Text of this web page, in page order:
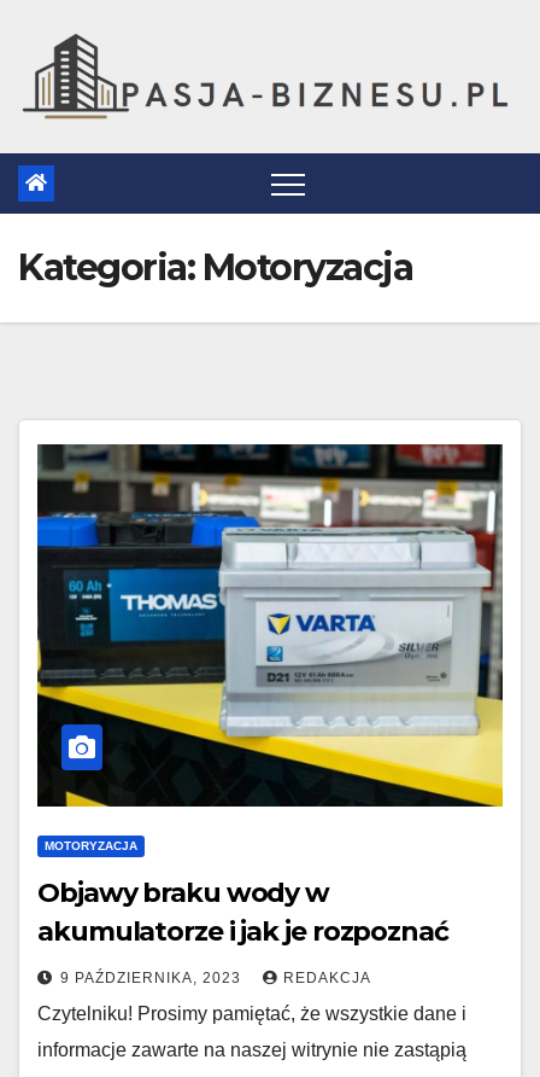
content
Kategoria: Motoryzacja
MOTORYZACJA
Objawy braku wody w
akumulatorze i jak je rozpoznać
9 PAŹDZIERNIKA, 2023 REDAKCJA
Czytelniku! Prosimy pamiętać, że wszystkie dane i
informacje zawarte na naszej witrynie nie zastąpią